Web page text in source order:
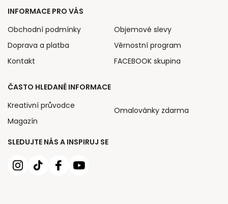
SLEDUJTE NÁS A INSPIRUJ SE
INFORMACE PRO VÁS
Obchodní podmínky
Doprava a platba
Kontakt
Objemové slevy
Věrnostní program
FACEBOOK skupina
ČASTO HLEDANÉ INFORMACE
Kreativní průvodce
Magazín
Omalovánky zdarma